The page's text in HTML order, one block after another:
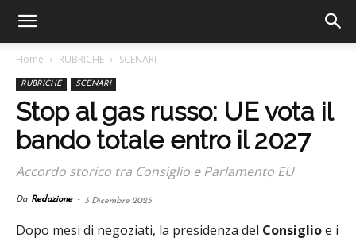
Home RUBRICHE SCENARI
RUBRICHE SCENARI
Stop al gas russo: UE vota il
bando totale entro il 2027
Accordo storico tra Consiglio e Parlamento EU
Da Redazione - 3 Dicembre 2025
Dopo mesi di negoziati, la presidenza del Consiglioe i